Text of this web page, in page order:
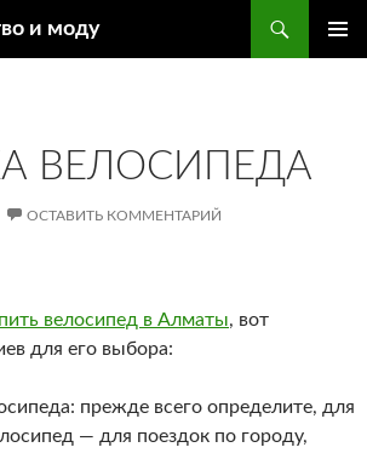
и моду
ВЕЛОСИПЕДА
ОСТАВИТЬ КОММЕНТАРИЙ
велосипед в Алматы, вот
для его выбора:
прежде всего определите, для
— для поездок по городу,